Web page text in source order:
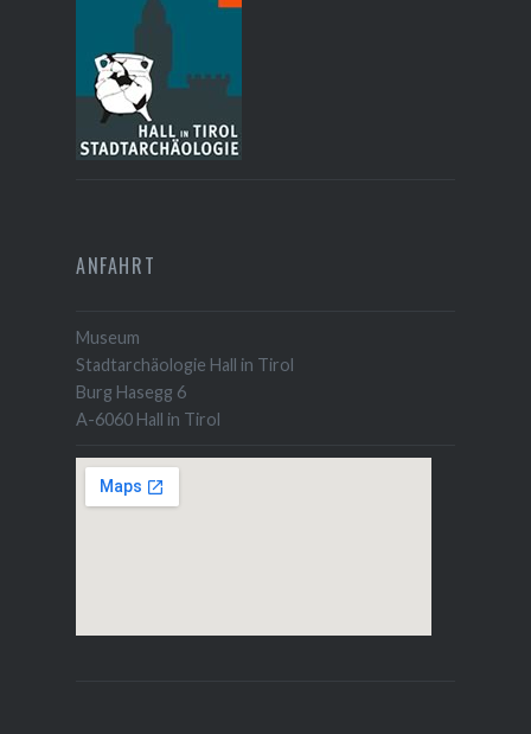
ANFAHRT
Museum
Stadtarchäologie Hall in Tirol
Burg Hasegg 6
A-6060 Hall in Tirol